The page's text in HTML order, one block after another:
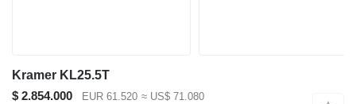
Kramer KL25.5T
$ 2.854.000
EUR 61.520 ≈ US$ 71.080